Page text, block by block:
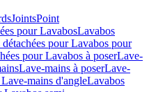
JointsPoint
pour LavabosLavabos
détachées pour Lavabos pour
pour Lavabos à poserLave-
Lave-mains à poserLave-
mains d'angleLavabos